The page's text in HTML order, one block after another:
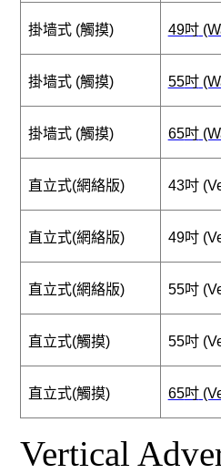
掛墙式(觸摸) 49吋
掛墙式(觸摸) 55吋
掛墙式(觸摸) 65吋
直立式(網絡版) 43吋
直立式(網絡版) 49吋
直立式(網絡版) 55吋
直立式(觸摸) 55吋
直立式(觸摸) 65吋
Vertical